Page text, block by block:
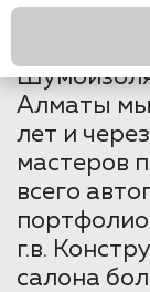
Алматы мы
лет и
мастеров
всего
г.в.
салона